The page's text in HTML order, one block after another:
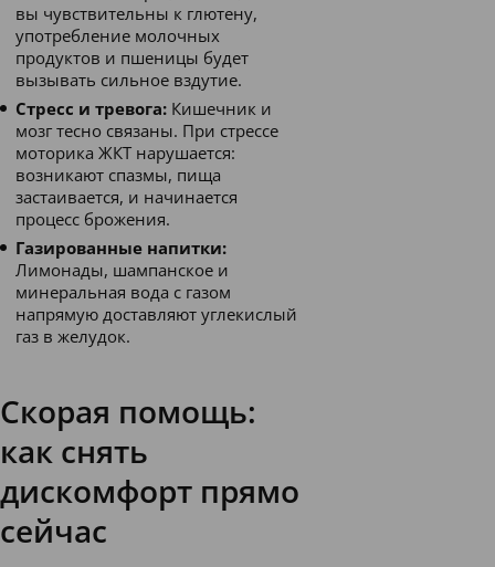
вы чувствительны к глютену,
употребление молочных
продуктов и пшеницы будет
вызывать сильное вздутие.
Стресс и тревога: Кишечник и
мозг тесно связаны. При стрессе
моторика ЖКТ нарушается:
возникают спазмы, пища
застаивается, и начинается
процесс брожения.
Газированные напитки:
Лимонады, шампанское и
минеральная вода с газом
напрямую доставляют углекислый
газ в желудок.
Скорая помощь:
как снять
дискомфорт прямо
сейчас